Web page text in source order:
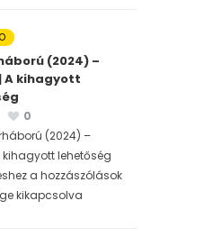
(2024) –
A kihagyott
0
(2024) –
kihagyott lehetőség
a hozzászólások
kikapcsolva